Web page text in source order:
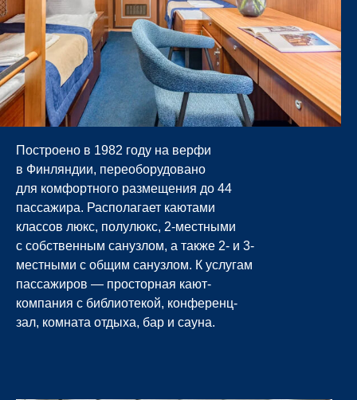
Построено в 1982 году на верфи
в Финляндии, переоборудовано
для комфортного размещения до 44
пассажира. Располагает каютами
классов люкс, полулюкс, 2-местными
с собственным санузлом, а также 2- и 3-
местными с общим санузлом. К услугам
пассажиров — просторная кают-
компания с библиотекой, конференц-
зал, комната отдыха, бар и сауна.